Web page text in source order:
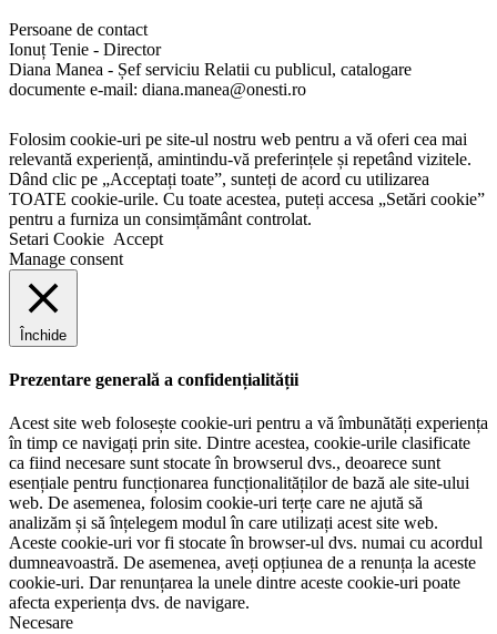
Persoane de contact
Ionuț Tenie - Director
Diana Manea - Șef serviciu Relatii cu publicul, catalogare
documente e-mail: diana.manea@onesti.ro
Folosim cookie-uri pe site-ul nostru web pentru a vă oferi cea mai
relevantă experiență, amintindu-vă preferințele și repetând vizitele.
Dând clic pe „Acceptați toate”, sunteți de acord cu utilizarea
TOATE cookie-urile. Cu toate acestea, puteți accesa „Setări cookie”
pentru a furniza un consimțământ controlat.
Setari Cookie Accept
Manage consent
Închide
Prezentare generală a confidențialității
Acest site web folosește cookie-uri pentru a vă îmbunătăți experiența
în timp ce navigați prin site. Dintre acestea, cookie-urile clasificate
ca fiind necesare sunt stocate în browserul dvs., deoarece sunt
esențiale pentru funcționarea funcționalităților de bază ale site-ului
web. De asemenea, folosim cookie-uri terțe care ne ajută să
analizăm și să înțelegem modul în care utilizați acest site web.
Aceste cookie-uri vor fi stocate în browser-ul dvs. numai cu acordul
dumneavoastră. De asemenea, aveți opțiunea de a renunța la aceste
cookie-uri. Dar renunțarea la unele dintre aceste cookie-uri poate
afecta experiența dvs. de navigare.
Necesare